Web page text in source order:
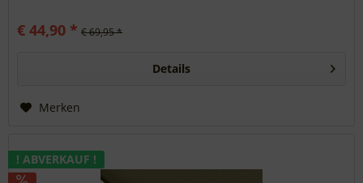
€ 44,90 * € 69,95 *
Details
Merken
! ABVERKAUF !